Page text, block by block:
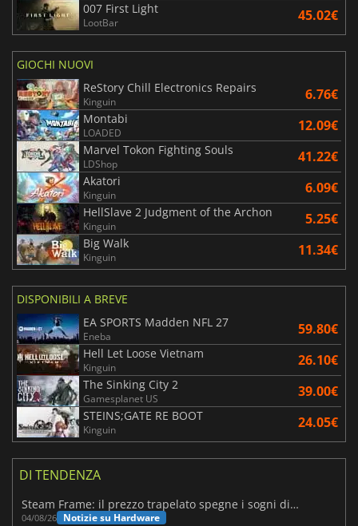
007 First Light
LootBar 45.02€
GIOCHI NUOVI
ReStory Chill Electronics Repairs
Kinguin 6.76€
Montabi
LOADED 12.09€
Marvel Tokon Fighting Souls
LDShop 41.22€
Akatori
Kinguin 6.09€
HellSlave 2 Judgment of the Archon
Kinguin 5.25€
Big Walk
Kinguin 11.34€
DISPONIBILI A BREVE
EA SPORTS Madden NFL 27
Eneba 59.80€
Hell Let Loose Vietnam
Kinguin 26.10€
The Sinking City 2
Gamesplanet US 39.00€
STEINS;GATE RE BOOT
Kinguin 24.05€
DI TENDENZA
Steam Frame: il prezzo trapelato spegne i sogni di un VR economico
04/08/26 Notizie su Hardware